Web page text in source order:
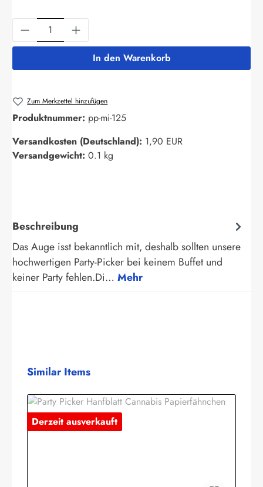
Produkt Anzahl: Gib den gewünschten
In den Warenkorb
Zum Merkzettel hinzufügen
Produktnummer: pp-mi-125
Versandkosten (Deutschland): 1,90 EUR
Versandgewicht: 0.1 kg
Beschreibung
Das Auge isst bekanntlich mit, deshalb sollten unsere
hochwertigen Party-Picker bei keinem Buffet und
keiner Party fehlen.Di… Mehr
Produktgalerie überspringen
Similar Items
Derzeit ausverkauft